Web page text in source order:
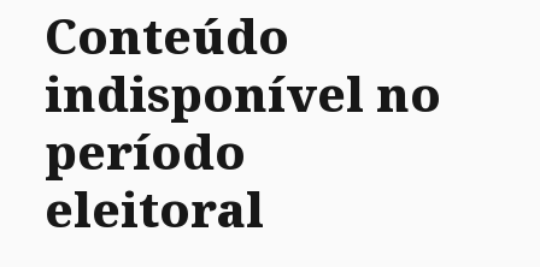
Conteúdo
indisponível no
período
eleitoral